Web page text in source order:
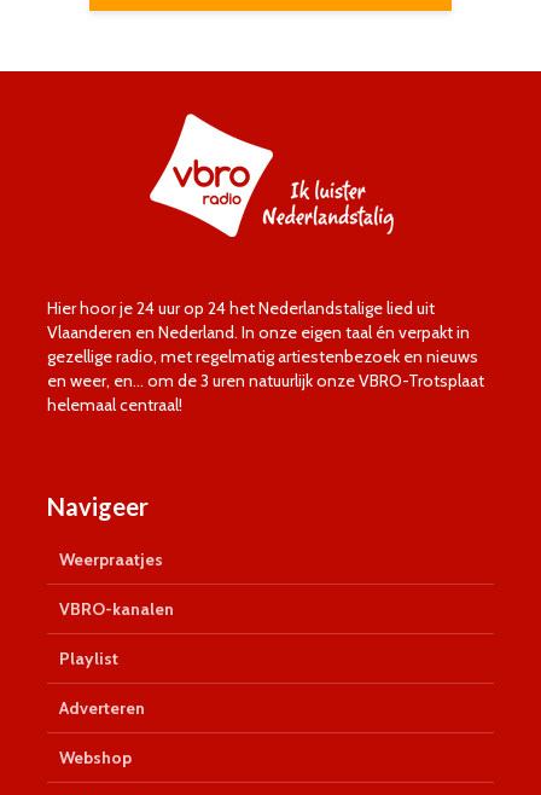
Hier hoor je 24 uur op 24 het Nederlandstalige lied uit
Vlaanderen en Nederland. In onze eigen taal én verpakt in
gezellige radio, met regelmatig artiestenbezoek en nieuws
en weer, en… om de 3 uren natuurlijk onze VBRO-Trotsplaat
helemaal centraal!
Navigeer
Weerpraatjes
VBRO-kanalen
Playlist
Adverteren
Webshop